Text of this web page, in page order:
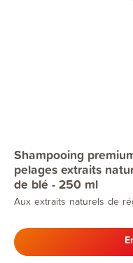
Shampooing
pelages extraits
de blé - 250 ml
Aux extraits naturels de